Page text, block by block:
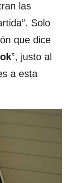
las
Solo
que dice
”, justo al
a esta